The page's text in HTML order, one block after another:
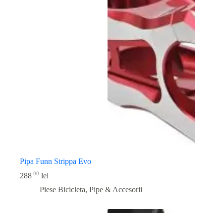
Pipa Funn Strippa Evo
288 00 lei
Piese Bicicleta, Pipe & Accesorii